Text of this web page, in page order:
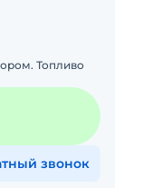
Топливо
звонок